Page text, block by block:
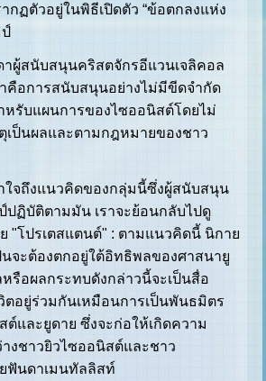
กฏตัวอยู่ในพิธีเปิดตัว “ข้อตกลงแห่ง
สนับสนุนคริสตจักรอีแวนเจลิคอล
คือการสนับสนุนอย่างไม่มีขีดจำกัด
หรับแผนการของไซออนิสต์โดยไม่
เป็นผลและตามกฎหมายของชาว
จถึงแนวคิดของกลุ่มนี้ซึ่งผู้สนับสนุน
ฏิบัติตามมัน เราจะย้อนกลับไปดู
"โปรเตสแตนต์" : ตามแนวคิดนี้ นิกาย
นจะต้องตกอยู่ใต้อิทธิพลของศาสนายู
รือผลกระทบดังกล่าวนี้จะเป็นสื่อ
ตอยู่ร่วมกันเหมือนการเป็นพันธมิตร
ต์และยูดาย ซึ่งจะก่อให้เกิดความ
งชาวยิวไซออนิสต์และชาว
ฟันดาเมนทัลลิสท์